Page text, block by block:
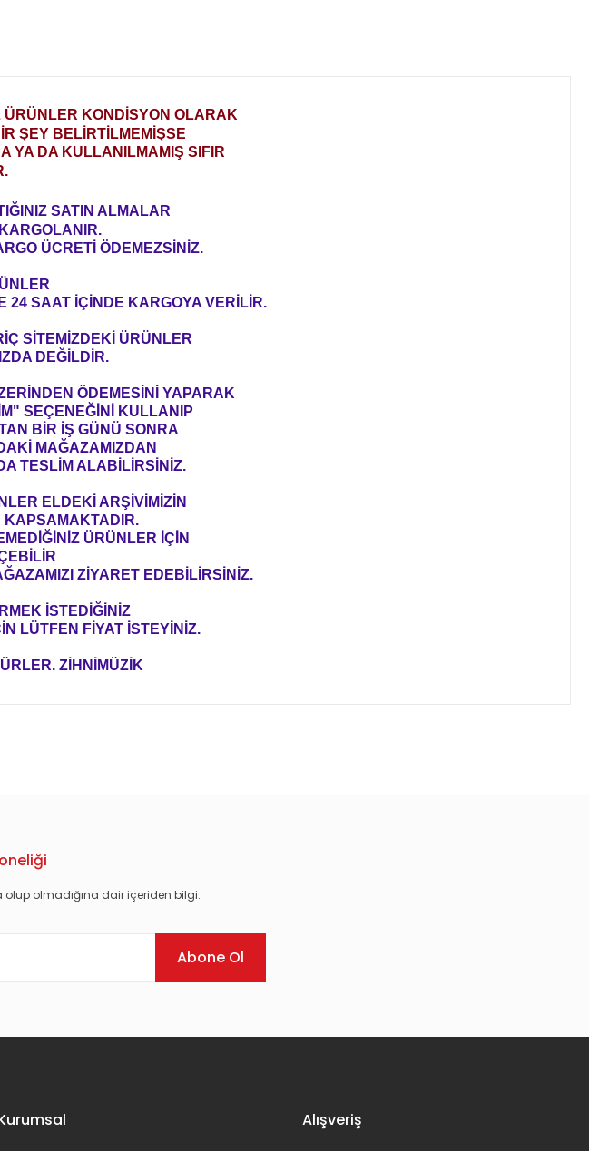
KONDİSYON OLARAK
ŞEY BELİRTİLMEMİŞSE
YA DA KULLANILMAMIŞ SIFIR
SATIN ALMALAR
ÜCRETİ ÖDEMEZSİNİZ.
SAAT İÇİNDE KARGOYA VERİLİR.
SİTEMİZDEKİ ÜRÜNLER
DEĞİLDİR.
ÖDEMESİNİ YAPARAK
SEÇENEĞİNİ KULLANIP
BİR İŞ GÜNÜ SONRA
MAĞAZAMIZDAN
TESLİM ALABİLİRSİNİZ.
ELDEKİ ARŞİVİMİZİN
KAPSAMAKTADIR.
ÜRÜNLER İÇİN
ZİYARET EDEBİLİRSİNİZ.
İSTEDİĞİNİZ
LÜTFEN FİYAT İSTEYİNİZ.
ZİHNİMÜZİK
olup olmadığına dair içeriden bilgi.
Abone Ol
Alışveriş